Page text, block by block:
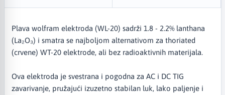
Plava wolfram elektroda (WL-20) sadrži 1.8 - 2.2% lanthana
(La₂O₃) i smatra se najboljom alternativom za thoriated
(crvene) WT-20 elektrode, ali bez radioaktivnih materijala.
Ova elektroda je svestrana i pogodna za AC i DC TIG
zavarivanje, pružajući izuzetno stabilan luk, lako paljenje i